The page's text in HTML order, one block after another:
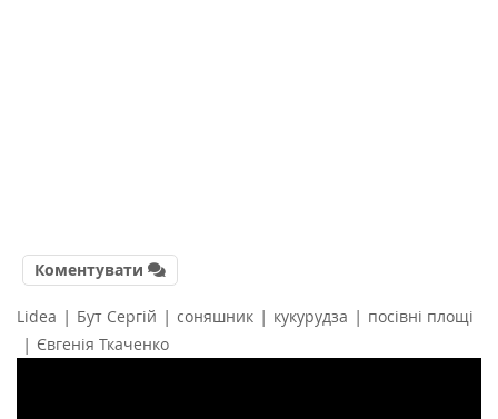
Коментувати
Lidea | Бут Сергій | соняшник | кукурудза | посівні площі
| Євгенія Ткаченко